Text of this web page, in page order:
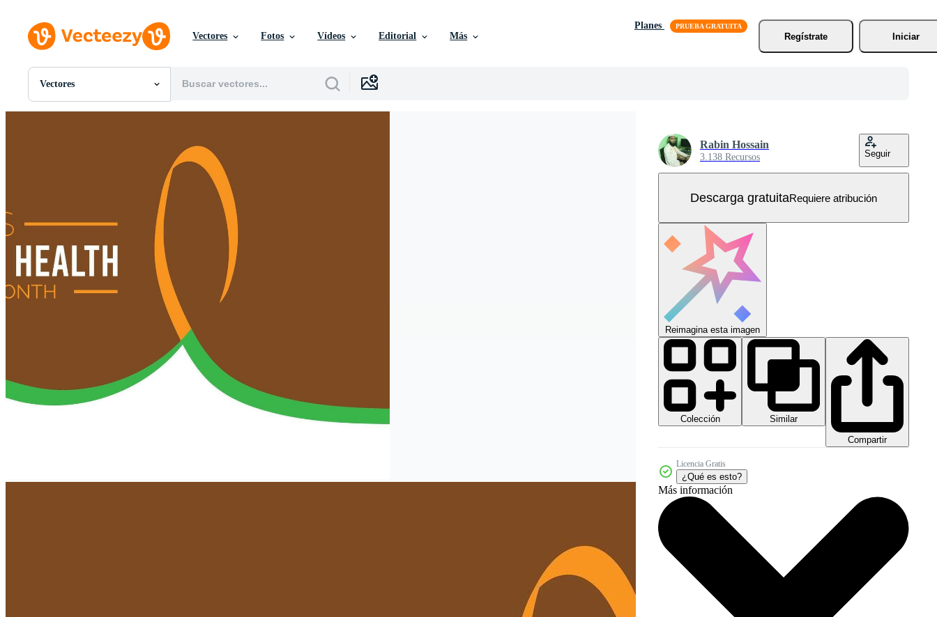
Vectores Fotos Vídeos Editorial Más
Planes
Regístrate
Iniciar
Vectores
Todas Imágenes
Gráficos en Movimiento
Eventos Editoriales
Rabin Hossain
3.138 Recursos Seguir
Descarga gratuitaRequiere atribución
Reimagina esta imagen
Colección
Similar
Compartir
Licencia Gratis
¿Qué es esto?
Más información